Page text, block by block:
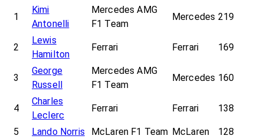
1
Kimi
Antonelli
Mercedes AMG
F1 Team
Mercedes 219
2
Lewis
Hamilton
Ferrari Ferrari 169
3
George
Russell
Mercedes AMG
F1 Team
Mercedes 160
4
Charles
Leclerc
Ferrari Ferrari 138
5 Lando Norris McLaren F1 Team McLaren 128